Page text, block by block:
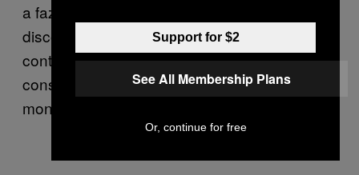
a fazer muito mais sentido. Toda sua
discografia é sobre tentar coisas novas e
contar histórias com que tanta gente
consegue se identificar. Não tinha nada de
monodimensional no talento dela.
Support for $2
See All Membership Plans
Or, continue for free